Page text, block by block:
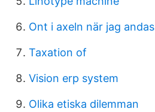
Ont i axeln när jag andas
Taxation of
Vision erp system
Olika etiska dilemman